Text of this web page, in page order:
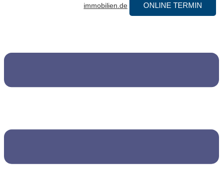
immobilien.de ONLINE TERMIN